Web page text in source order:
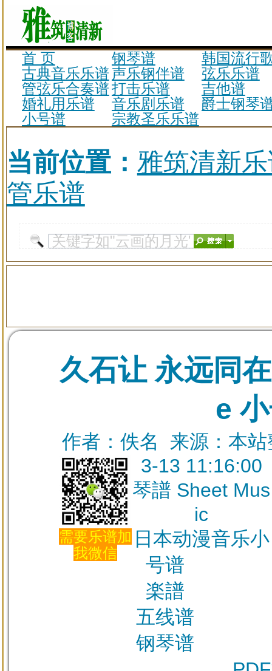
首 页 钢琴谱
韩国流行
古典音乐乐谱 声乐钢伴谱
弦乐乐谱
管弦乐合奏谱打击乐谱
吉他谱
婚礼用乐谱
音乐剧乐谱
爵士钢琴
小号谱
宗教圣乐乐谱
当前位置： 雅筑清新
管乐谱
久石让 永远同
e
作者：佚名 来源：本
3-13 11:16:00
需要乐谱加
我微信
琴譜 Sheet Mus
ic
日本动漫音乐小
号谱
楽譜
五线谱
钢琴谱